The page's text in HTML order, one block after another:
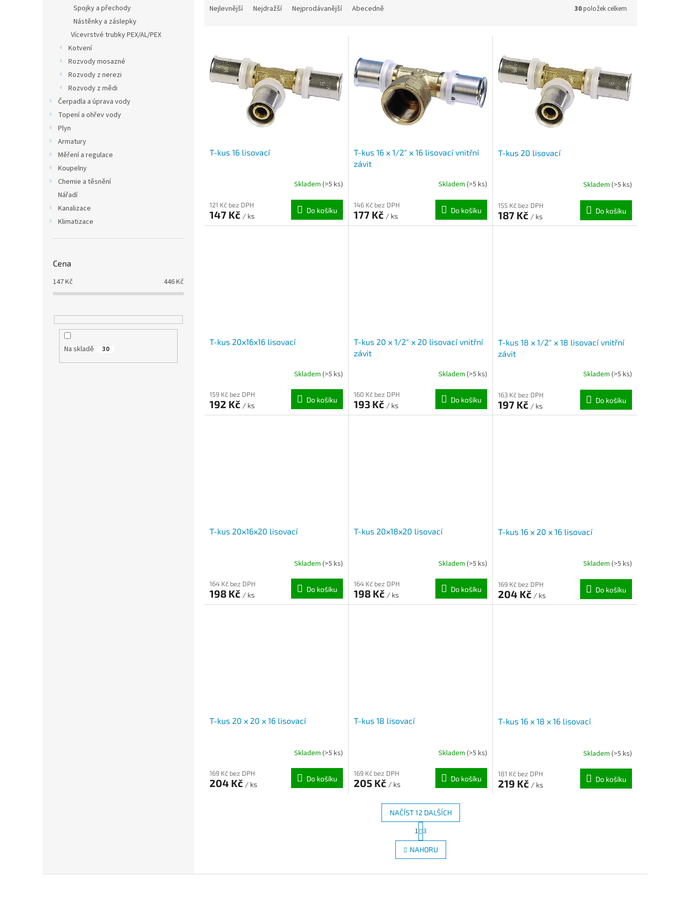
Spojky a přechody
Nástěnky a záslepky
Vícevrstvé trubky PEX/AL/PEX
Kotvení
Rozvody mosazné
Rozvody z nerezi
Rozvody z mědi
Čerpadla a úprava vody
Topení a ohřev vody
Plyn
Armatury
Měření a regulace
Koupelny
Chemie a těsnění
Nářadí
Kanalizace
Klimatizace
Cena
147Kč 446Kč
Na skladě 30
Nejlevnější Nejdražší Nejprodávanější Abecedně 30položek celkem
T-kus 16 lisovací
Skladem (>5 ks)
121 Kč bez DPH
147 Kč / ks
Do košíku
T-kus 16 x 1/2" x 16 lisovací vnitřní
závit
Skladem (>5 ks)
146 Kč bez DPH
177 Kč / ks
Do košíku
T-kus 20 lisovací
Skladem (>5 ks)
155 Kč bez DPH
187 Kč / ks
Do košíku
T-kus 20x16x16 lisovací
Skladem (>5 ks)
159 Kč bez DPH
192 Kč / ks
Do košíku
T-kus 20 x 1/2" x 20 lisovací vnitřní
závit
Skladem (>5 ks)
160 Kč bez DPH
193 Kč / ks
Do košíku
T-kus 18 x 1/2" x 18 lisovací vnitřní
závit
Skladem (>5 ks)
163 Kč bez DPH
197 Kč / ks
Do košíku
T-kus 20x16x20 lisovací
Skladem (>5 ks)
164 Kč bez DPH
198 Kč / ks
Do košíku
T-kus 20x18x20 lisovací
Skladem (>5 ks)
164 Kč bez DPH
198 Kč / ks
Do košíku
T-kus 16 x 20 x 16 lisovací
Skladem (>5 ks)
169 Kč bez DPH
204 Kč / ks
Do košíku
T-kus 20 x 20 x 16 lisovací
Skladem (>5 ks)
169 Kč bez DPH
204 Kč / ks
Do košíku
T-kus 18 lisovací
Skladem (>5 ks)
169 Kč bez DPH
205 Kč / ks
Do košíku
T-kus 16 x 18 x 16 lisovací
Skladem (>5 ks)
181 Kč bez DPH
219 Kč / ks
Do košíku
O
v
l
d
NAČÍST 12 DALŠÍCH
t
r
á
n
1 3
NAHORU